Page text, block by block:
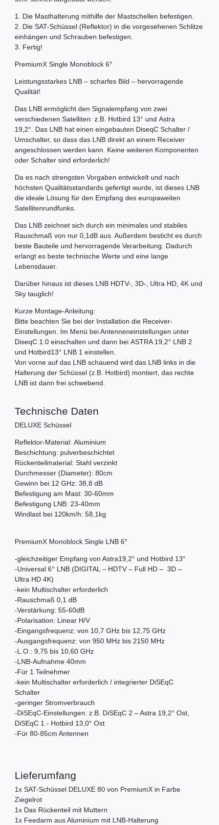
1. Die Masthalterung mithilfe der Mastschellen befestigen.
2. Die SAT-Schüssel (Reflektor) in die vorgesehenen Schlitze
einhängen und Schrauben befestigen.
3. Fertig!
PremiumX Single Monoblock 6°
Leistungsstarkes LNB – scharfes Bild – hervorragende
Qualität!
Das LNB ermöglicht den Signalempfang von zwei
verschiedenen Satelliten: z.B. Hotbird 13° und Astra
19,2°. Das LNB hat einen eingebauten DiseqC Schalter /
Umschalter, so dass das LNB direkt an einem Receiver
angeschlossen werden kann. Keine weiteren Komponenten
oder Schalter sind erforderlich!
Da es nach strengsten Vorgaben entwickelt und nach
höchsten Qualitätsstandards gefertigt wurde, ist dieses LNB
die ideale Lösung für den Empfang des europaweiten
Satellitenrundfunks.
Das LNB zeichnet sich durch ein minimales und stabiles
Rauschmaß von nur 0,1dB aus. Außerdem besticht es durch
beste Bauteile und hervorragende Verarbeitung. Dadurch
erlangt es beste technische Werte und eine lange
Lebensdauer.
Darüber hinaus ist dieses LNB HDTV-, 3D-, Ultra HD, 4K und
Sky tauglich!
Kurze Montage-Anleitung:
Bitte beachten Sie bei der Installation die Receiver-
Einstellungen. Im Menü bei Antenneneinstellungen unter
DiseqC 1.0 einschalten und dann bei ASTRA 19,2° LNB 2
und Hotbird13° LNB 1 einstellen.
Von vorne auf das LNB schauend wird das LNB links in die
Halterung der Schüssel (z.B. Hotbird) montiert, das rechte
LNB ist dann frei schwebend.
Technische Daten
DELUXE Schüssel
Reflektor-Material: Aluminium
Beschichtung: pulverbeschichtet
Rückenteilmaterial: Stahl verzinkt
Durchmesser (Diameter): 80cm
Gewinn bei 12 GHz: 38,8 dB
Befestigung am Mast: 30-60mm
Befestigung LNB: 23-40mm
Windlast bei 120km/h: 58,1kg
PremiumX Monoblock Single LNB 6°
-gleichzeitiger Empfang von Astra19,2° und Hotbird 13°
-Universal 6° LNB (DIGITAL – HDTV – Full HD – 3D –
Ultra HD 4K)
-kein Multischalter erforderlich
-Rauschmaß 0,1 dB
-Verstärkung: 55-60dB
-Polarisation: Linear H/V
-Eingangsfrequenz: von 10,7 GHz bis 12,75 GHz
-Ausgangsfrequenz: von 950 MHz bis 2150 MHz
-L.O.: 9,75 bis 10,60 GHz
-LNB-Aufnahme 40mm
-Für 1 Teilnehmer
-kein Multischalter erforderlich / integrierter DiSEqC
Schalter
-geringer Stromverbrauch
-DiSEqC-Einstellungen: z.B. DiSEqC 2 – Astra 19,2° Ost,
DiSEqC 1 - Hotbird 13,0° Ost
-Für 80-85cm Antennen
Lieferumfang
1x SAT-Schüssel DELUXE 80 von PremiumX in Farbe
Ziegelrot
1x Das Rückenteil mit Muttern
1x Feedarm aus Aluminium mit LNB-Halterung